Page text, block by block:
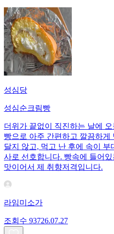
성심당
성심순크림빵
더위가 끝없이 직진하는 날에
빵으로 아주 간편하고 깔끔하게
달지 않고, 먹고 난 후에 속이
사로 선호합니다. 빵속에 들어
맛이어서 제 취향저격입니다.
라임미소가
조회수 93726.07.27